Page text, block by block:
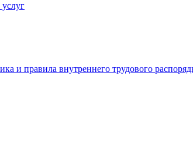
и правила внутреннего трудового